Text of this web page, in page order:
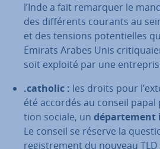
l’Inde a fait remarquer le
des dif­fé­rents courants au
et des tensions po­ten­tielles
Emirats Arabes Unis
soit exploité par une
.catholic : les droits pour
été accordés au conseil
tion sociale, un dé­par­te­ment
Le conseil se réserve la
re­gis­tre­ment du nouveau